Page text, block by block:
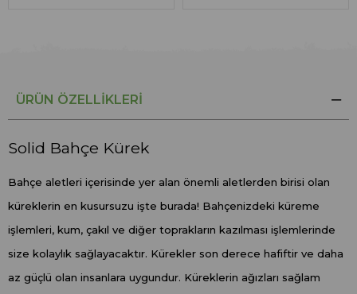
ÜRÜN ÖZELLIKLERI
Solid Bahçe Kürek
Bahçe aletleri içerisinde yer alan önemli aletlerden birisi olan
küreklerin en kusursuzu işte burada! Bahçenizdeki küreme
işlemleri, kum, çakıl ve diğer toprakların kazılması işlemlerinde
size kolaylık sağlayacaktır. Kürekler son derece hafiftir ve daha
az güçlü olan insanlara uygundur. Küreklerin ağızları sağlam